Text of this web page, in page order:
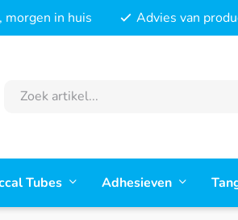
in huis Advies van
Tubes Adhesieven